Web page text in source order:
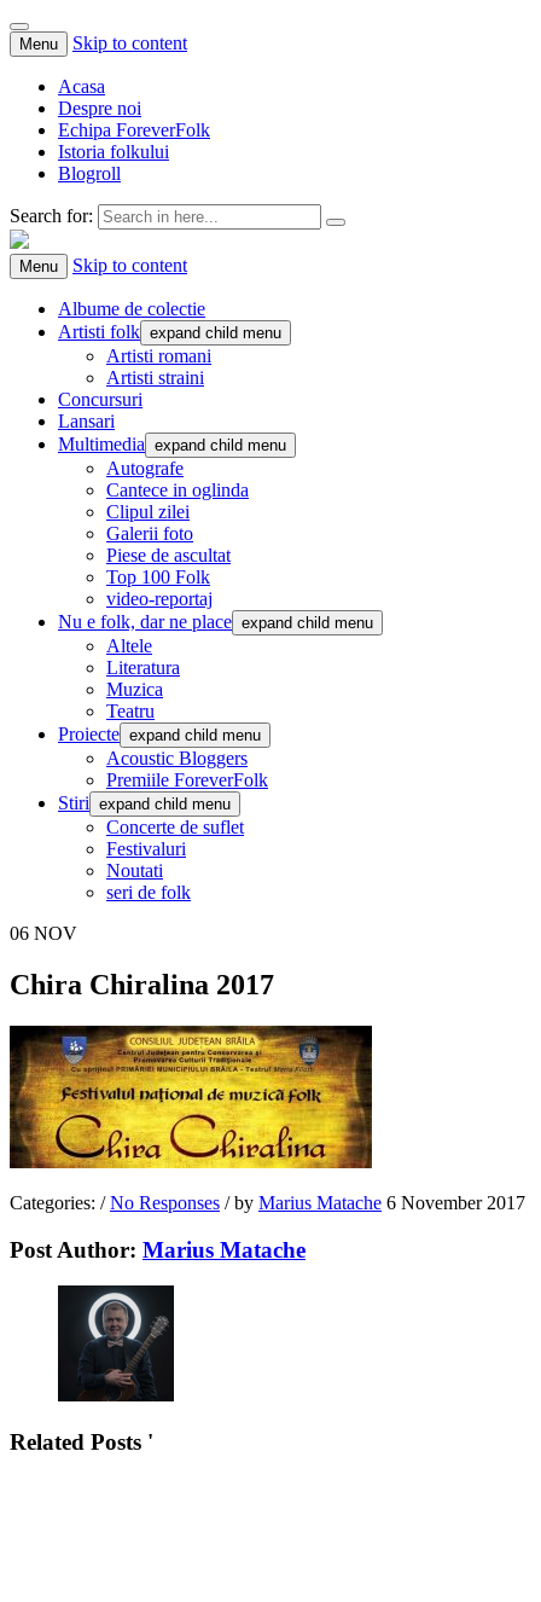
Menu Skip to content
Acasa
Despre noi
Echipa ForeverFolk
Istoria folkului
Blogroll
Search for:
ForeverFolk
Muzica sufletului tau
Menu Skip to content
Albume de colectie
Artisti folk expand child menu
Artisti romani
Artisti straini
Concursuri
Lansari
Multimedia expand child menu
Autografe
Cantece in oglinda
Clipul zilei
Galerii foto
Piese de ascultat
Top 100 Folk
video-reportaj
Nu e folk, dar ne place expand child menu
Altele
Literatura
Muzica
Teatru
Proiecte expand child menu
Acoustic Bloggers
Premiile ForeverFolk
Stiri expand child menu
Concerte de suflet
Festivaluri
Noutati
seri de folk
06 NOV
Chira Chiralina 2017
Categories: / No Responses /by Marius Matache 6 November 2017
Post Author: Marius Matache
Related Posts '